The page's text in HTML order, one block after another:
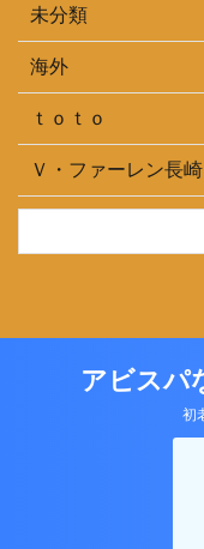
未分類
海外
ｔｏｔｏ
Ｖ・ファーレン長崎
アビスパ
初